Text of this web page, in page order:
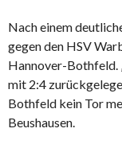
Nach einem
gegen den HSV
Hannover-Bothfeld.
mit 2:4
Bothfeld kein Tor
Beushausen.